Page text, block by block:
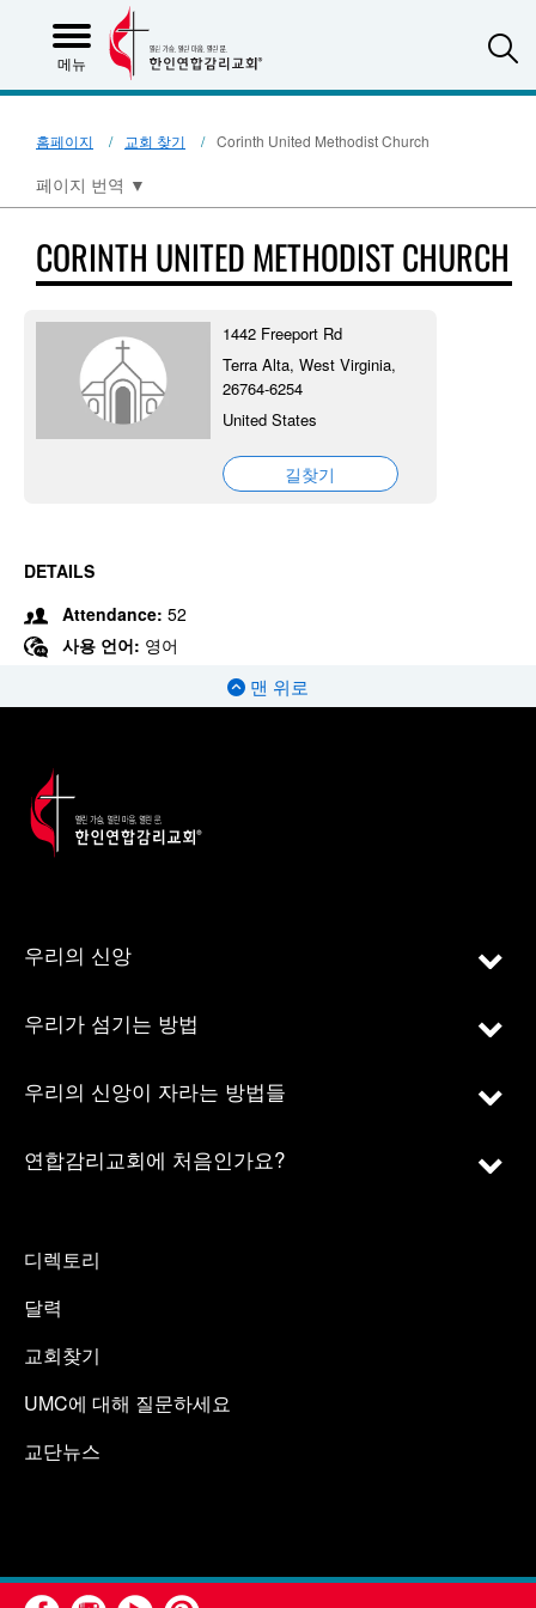
메뉴
홈페이지 교회 찾기 Corinth United Methodist Church
페이지 번역 ▼
CORINTH UNITED METHODIST CHURCH
1442 Freeport Rd
Terra Alta, West Virginia,
26764-6254
United States
길찾기
DETAILS
Attendance: 52
사용 언어: 영어
맨 위로
우리의 신앙
우리가 섬기는 방법
우리의 신앙이 자라는 방법들
연합감리교회에 처음인가요?
디렉토리
달력
교회찾기
UMC에 대해 질문하세요
교단뉴스